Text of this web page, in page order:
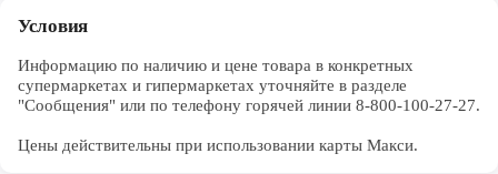
слой с эксклюзивной впитывающей системой для защиты от
ромашки помогают справиться с неприятным запахом во
время менструации. • Толщина 2 мм для комфорта и свободы
движений. • Гигиенические прокладки в индивидуальной
Условия
Информацию по наличию и цене товара в конкретных
супермаркетах и гипермаркетах уточняйте в разделе
"Сообщения" или по телефону горячей линии 8-800-100-27-27.
Цены действительны при использовании карты Макси.